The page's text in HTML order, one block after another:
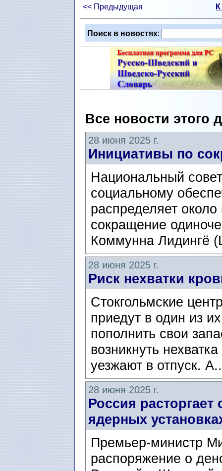
<< Предыдущая
Поиск в новостях:
Все новости этого
28 июня 2025 г.
Инициативы по
Национальный
социальному
распределяет
сокращение
Коммунна Лидингё
28 июня 2025 г.
Риск нехватки
Стокгольмские
приедут в один из
пополнить свои
возникнуть
уезжают в отпуск.
28 июня 2025 г.
Россия
ядерных
Премьер-министр
распоряжение о